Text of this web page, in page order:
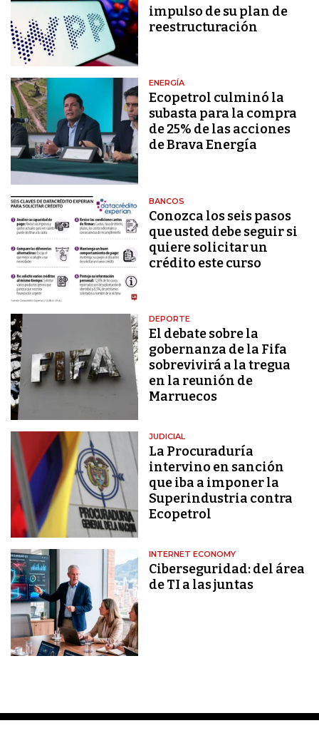
impulso de su plan de
reestructuración
ENERGÍA
Ecopetrol culminó la
subasta para la compra
de 25% de las acciones
de Brava Energía
BANCOS
Conozca los seis pasos
que usted debe seguir si
quiere solicitar un
crédito este curso
DEPORTE
El debate sobre la
gobernanza de la Fifa
sobrevivirá a la tregua
en la reunión de
Marruecos
JUDICIAL
La Procuraduría
intervino en sanción
que iba a imponer la
Superindustria contra
Ecopetrol
INTERNET ECONOMY
Ciberseguridad: del área
de TI a las juntas